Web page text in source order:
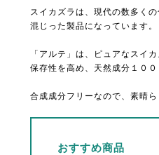
スイカズラは、現代の数多く
混じった製品になっています。
「アルテ」は、ピュアなスイ
保存性を高め、天然成分１０
合成成分フリーなので、素晴
おすすめ商品